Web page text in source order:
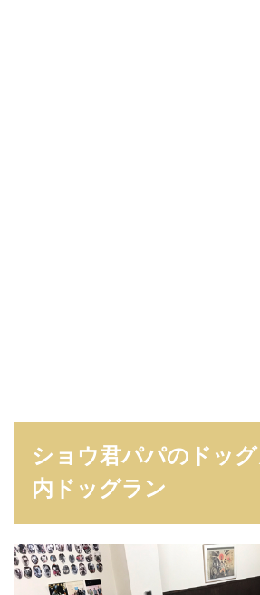
ショウ君パパのドッ
内ドッグラン